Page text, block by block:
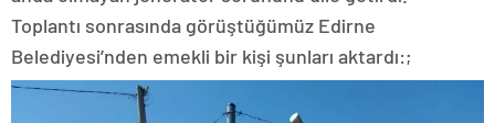
Toplantı sonrasında görüştüğümüz Edirne
Belediyesi’nden emekli bir kişi şunları aktardı:;